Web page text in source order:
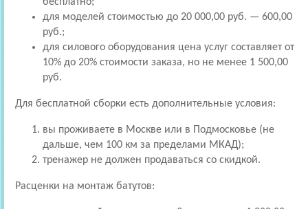
для моделей стоимостью до 20 000,00 руб. — 600,00
руб.;
для силового оборудования цена услуг составляет от
10% до 20% стоимости заказа, но не менее 1 500,00
руб.
Для бесплатной сборки есть дополнительные условия:
вы проживаете в Москве или в Подмосковье (не
дальше, чем 100 км за пределами МКАД);
тренажер не должен продаваться со скидкой.
Расценки на монтаж батутов: